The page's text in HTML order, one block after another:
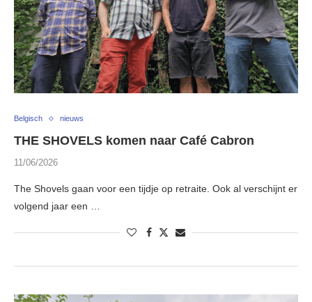
Belgisch nieuws
THE SHOVELS komen naar Café Cabron
11/06/2026
The Shovels gaan voor een tijdje op retraite. Ook al verschijnt er
volgend jaar een …